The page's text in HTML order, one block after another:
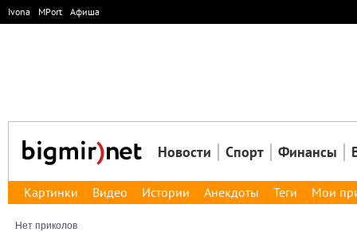
Ivona MPort Афиша
Новости Спорт Финансы
Картинки Видео Истории Анекдоты Теги Мои
Нет приколов